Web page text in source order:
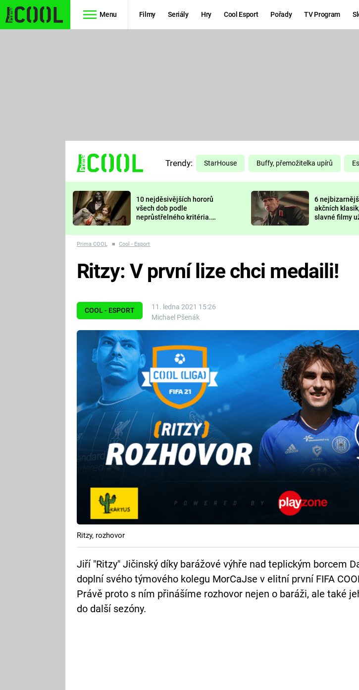
Menu Filmy Seriály Hry Cool Esport Pořady TV Program
TŘESKU
FUTURAMA
PREDÁTOR
DELIVERANCE
Trendy: StarHouse Buffy, přemožitelka upírů
10 nejděsivějších hororů
všech dob podle
neprůstřelného kritéria.
nejvíc zvednou tep?
6
akčních
slavné filmy
Prima COOL ■ Cool - Esport
COOL - ESPORT
11. ledna 2021 15:26
Michael Pšenák
Ritzy: V první lize chci medaili!
Ritzy, rozhovor
Jiří "Ritzy" Jičinský díky barážové výhře nad teplickým borcem
doplní svého týmového kolegu MorCaJse v elitní první FIFA
Právě proto s ním přinášíme rozhovor nejen o baráži, ale také
do další sezóny.